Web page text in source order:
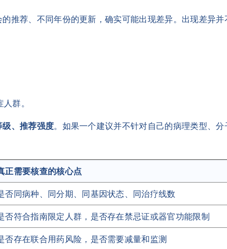
推荐、不同年份的更新，确实可能出现差异。出现差异
群。
、推荐强度 。如果一个建议并不针对自己的病理类型、分
正需要核查的核心点
否同病种、同分期、同基因状态、同治疗线数
否符合指南限定人群，是否存在禁忌证或器官功能限制
否存在联合用药风险，是否需要减量和监测